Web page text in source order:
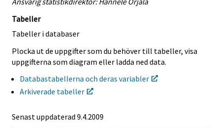
Tabeller
Tabeller i databaser
Plocka ut de uppgifter som du behöver till tabeller, visa
uppgifterna som diagram eller ladda ned data.
Databastabellerna och deras variabler
Arkiverade tabeller
Senast uppdaterad 9.4.2009